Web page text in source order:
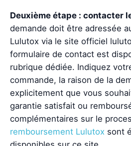
Deuxième étape : contacter
demande doit être adressée
Lulutox via le site officiel
formulaire de contact est
rubrique dédiée. Indiquez
commande, la raison de la
explicitement que vous
garantie satisfait ou
complémentaires sur le
remboursement Lulutox sont